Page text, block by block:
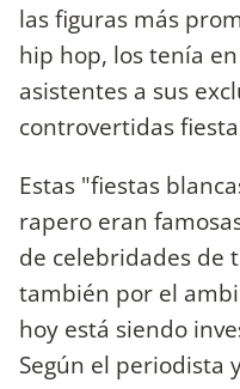
las figuras más
hip hop, los tenía
asistentes a sus
controvertidas
Estas "fiestas
rapero eran
de celebridades de
también por el
hoy está siendo
Según el periodista